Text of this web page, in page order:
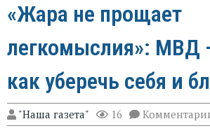
«Жара не прощает
легкомыслия»: МВД
как уберечь себя и
"Наша газета" 16